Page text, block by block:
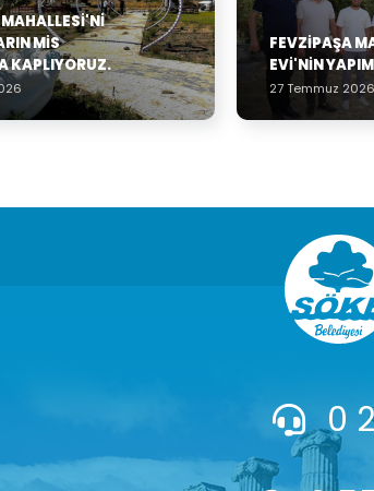
MIS
KAPLIYORUZ.
FEVZIPAŞA
EVI'NIN
27 Temmuz 2026
0